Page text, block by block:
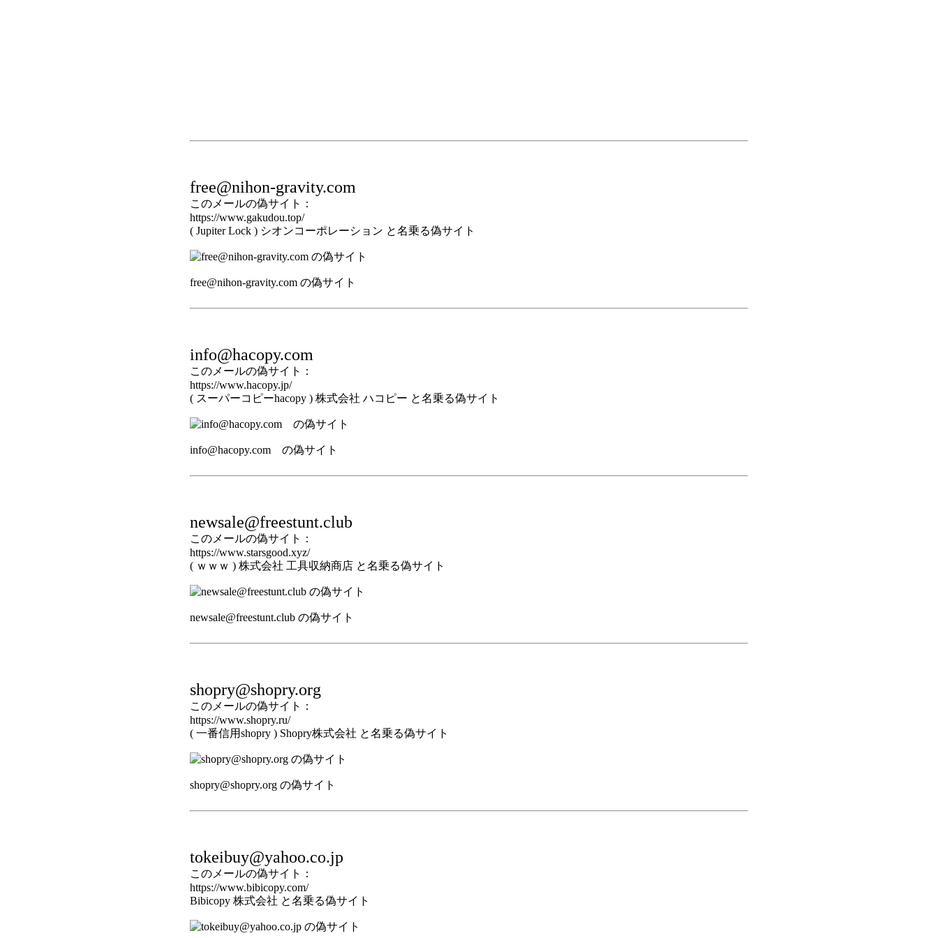
free@nihon-gravity.com
このメールの偽サイト：
https://www.gakudou.top/
( Jupiter Lock ) シオンコーポレーション と名乗る偽サイト
free@nihon-gravity.com の偽サイト
info@hacopy.com
このメールの偽サイト：
https://www.hacopy.jp/
( スーパーコピーhacopy ) 株式会社 ハコピー と名乗る偽サイト
info@hacopy.com の偽サイト
newsale@freestunt.club
このメールの偽サイト：
https://www.starsgood.xyz/
( ｗｗｗ ) 株式会社 工具収納商店 と名乗る偽サイト
newsale@freestunt.club の偽サイト
shopry@shopry.org
このメールの偽サイト：
https://www.shopry.ru/
( 一番信用shopry ) Shopry株式会社 と名乗る偽サイト
shopry@shopry.org の偽サイト
tokeibuy@yahoo.co.jp
このメールの偽サイト：
https://www.bibicopy.com/
Bibicopy 株式会社 と名乗る偽サイト